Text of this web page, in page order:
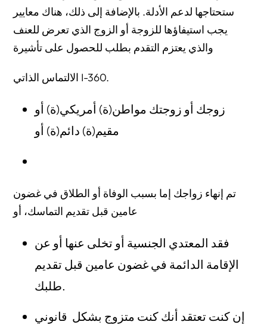
ستحتاجها لدعم الأدلة. بالإضافة إلى ذلك، هناك معايير
يجب استيفاؤها للزوجة أو الزوج الذي تعرض للعنف
والذي يعتزم التقدم بطلب للحصول على تأشيرة
الالتماس الذاتي I-360.
زوجك أو زوجتك مواطن(ة) أمريكي(ة) أو
مقيم(ة) دائم(ة) أو
تم إنهاء زواجك إما بسبب الوفاة أو الطلاق في غضون
عامين قبل تقديم التماسك، أو
فقد المعتدي الجنسية أو تخلى عنها أو عن
الإقامة الدائمة في غضون عامين قبل تقديم
طلبك.
إن كنت تعتقد أنك كنت متزوج بشكل قانوني